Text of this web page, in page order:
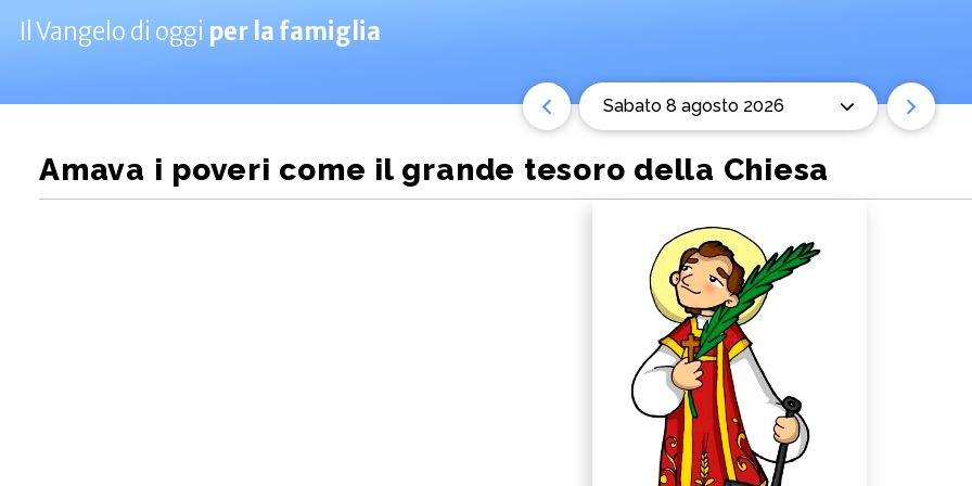
Il Vangelo di oggi per la famiglia
sabato 8 agosto 2026
Amava i poveri come il grande tesoro della Chiesa